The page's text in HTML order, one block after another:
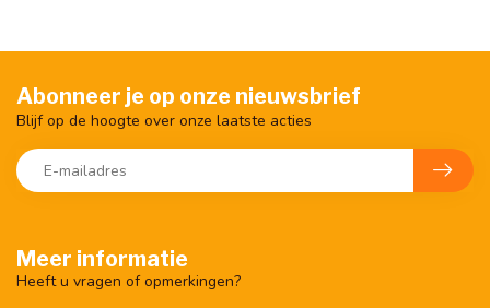
Meer informatie
Heeft u vragen of opmerkingen?
Abonneer je op onze nieuwsbrief
Blijf op de hoogte over onze laatste acties